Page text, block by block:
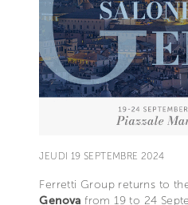
JEUDI 19 SEPTEMBRE 2024
Ferretti Group returns to
Genova from 19 to 24